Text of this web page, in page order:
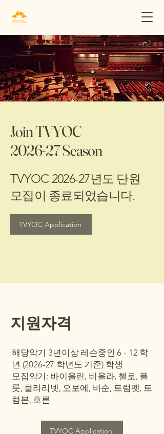
Join TVYOC
2026-27 Season
TVYOC 2026-27년도 단원
모집이 종료되었습니다.
TVYOC Application
​지원자격
해당악기 3년이상 레슨중인 6 - 12 학
년 (2026-27 학년도 기준) 학생
모집악기: 바이올린, 비올라, 첼로, 플
룻, 클라리넷, 오보에, 바순, 트럼펫, 트
럼본, 호른
TVYOC Application